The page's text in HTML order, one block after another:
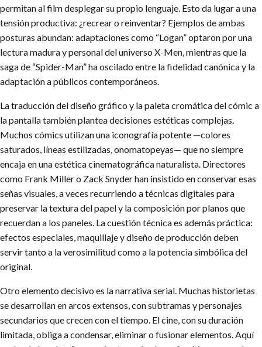
permitan al film desplegar su propio lenguaje. Esto da lugar a una
tensión productiva: ¿recrear o reinventar? Ejemplos de ambas
posturas abundan: adaptaciones como “Logan” optaron por una
lectura madura y personal del universo X-Men, mientras que la
saga de “Spider-Man” ha oscilado entre la fidelidad canónica y la
adaptación a públicos contemporáneos.
La traducción del diseño gráfico y la paleta cromática del cómic a
la pantalla también plantea decisiones estéticas complejas.
Muchos cómics utilizan una iconografía potente —colores
saturados, líneas estilizadas, onomatopeyas— que no siempre
encaja en una estética cinematográfica naturalista. Directores
como Frank Miller o Zack Snyder han insistido en conservar esas
señas visuales, a veces recurriendo a técnicas digitales para
preservar la textura del papel y la composición por planos que
recuerdan a los paneles. La cuestión técnica es además práctica:
efectos especiales, maquillaje y diseño de producción deben
servir tanto a la verosimilitud como a la potencia simbólica del
original.
Otro elemento decisivo es la narrativa serial. Muchas historietas
se desarrollan en arcos extensos, con subtramas y personajes
secundarios que crecen con el tiempo. El cine, con su duración
limitada, obliga a condensar, eliminar o fusionar elementos. Aquí